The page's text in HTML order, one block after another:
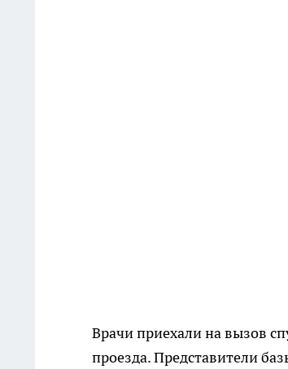
Врачи приехали на вызов
проезда. Представители